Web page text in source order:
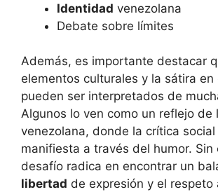
Identidad venezolana
Debate sobre límites
Además, es importante destacar
elementos culturales y la sátira en
pueden ser interpretados de
Algunos lo ven como un reflejo de
venezolana, donde la crítica social
manifiesta a través del humor. Sin
desafío radica en encontrar un
libertad de expresión y el respeto